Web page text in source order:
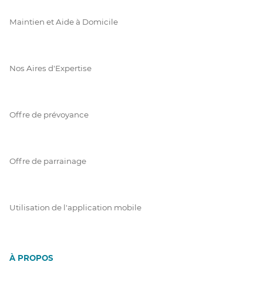
Maintien et Aide à Domicile
Nos Aires d'Expertise
Offre de prévoyance
Offre de parrainage
Utilisation de l'application mobile
À PROPOS